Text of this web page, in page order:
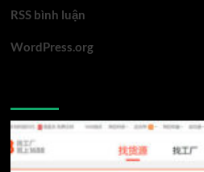
RSS bình luận
WordPress.org